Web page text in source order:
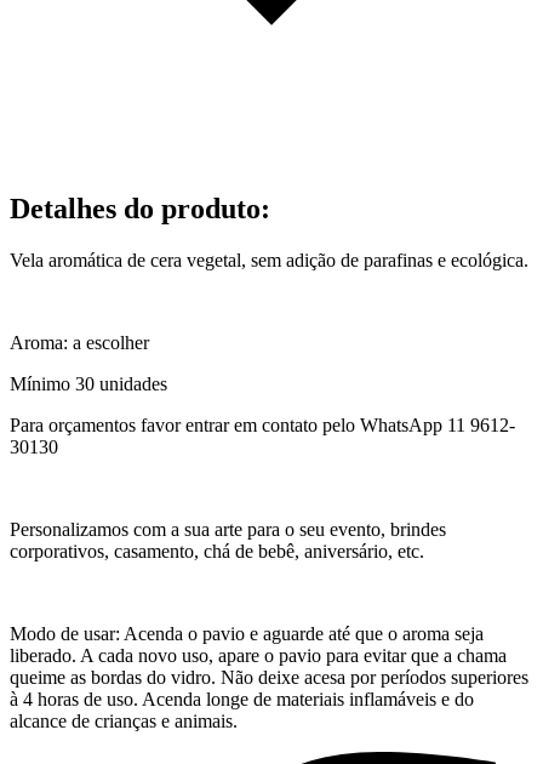
Detalhes do produto:
Vela aromática de cera vegetal, sem adição de parafinas e ecológica.
Aroma: a escolher
Mínimo 30 unidades
Para orçamentos favor entrar em contato pelo WhatsApp 11 9612-
30130
Personalizamos com a sua arte para o seu evento, brindes
corporativos, casamento, chá de bebê, aniversário, etc.
Modo de usar: Acenda o pavio e aguarde até que o aroma seja
liberado. A cada novo uso, apare o pavio para evitar que a chama
queime as bordas do vidro. Não deixe acesa por períodos superiores
à 4 horas de uso. Acenda longe de materiais inflamáveis e do
alcance de crianças e animais.